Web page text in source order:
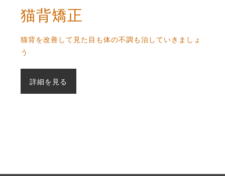
猫背矯正
猫背を改善して見た目も体の不調も治していきましょ
う
詳細を見る